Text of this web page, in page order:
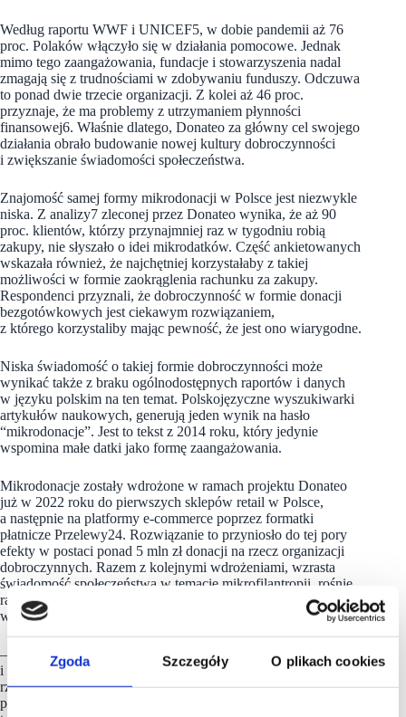
Zgoda Szczegóły O plikach cookies
Według raportu WWF i UNICEF5, w dobie pandemii aż 76
proc. Polaków włączyło się w działania pomocowe. Jednak
mimo tego zaangażowania, fundacje i stowarzyszenia nadal
zmagają się z trudnościami w zdobywaniu funduszy. Odczuwa
to ponad dwie trzecie organizacji. Z kolei aż 46 proc.
przyznaje, że ma problemy z utrzymaniem płynności
finansowej6. Właśnie dlatego, Donateo za główny cel swojego
działania obrało budowanie nowej kultury dobroczynności
i zwiększanie świadomości społeczeństwa.
Znajomość samej formy mikrodonacji w Polsce jest niezwykle
niska. Z analizy7 zleconej przez Donateo wynika, że aż 90
proc. klientów, którzy przynajmniej raz w tygodniu robią
zakupy, nie słyszało o idei mikrodatków. Część ankietowanych
wskazała również, że najchętniej korzystałaby z takiej
możliwości w formie zaokrąglenia rachunku za zakupy.
Respondenci przyznali, że dobroczynność w formie donacji
bezgotówkowych jest ciekawym rozwiązaniem,
z którego korzystaliby mając pewność, że jest ono wiarygodne.
Niska świadomość o takiej formie dobroczynności może
wynikać także z braku ogólnodostępnych raportów i danych
w języku polskim na ten temat. Polskojęzyczne wyszukiwarki
artykułów naukowych, generują jeden wynik na hasło
“mikrodonacje”. Jest to tekst z 2014 roku, który jedynie
wspomina małe datki jako formę zaangażowania.
Mikrodonacje zostały wdrożone w ramach projektu Donateo
już w 2022 roku do pierwszych sklepów retail w Polsce,
a następnie na platformy e-commerce poprzez formatki
płatnicze Przelewy24. Rozwiązanie to przyniosło do tej pory
efekty w postaci ponad 5 mln zł donacji na rzecz organizacji
dobroczynnych. Razem z kolejnymi wdrożeniami, wzrasta
świadomość społeczeństwa w temacie mikrofilantropii, rośnie
radość z pomagania, a co za tym idzie – darczyńców jest coraz
więcej.
– Płatności bezgotówkowe w Polsce są coraz popularniejsze
i nie sądzę, aby był to trend krótkoterminowy. Młodzi ludzie
rzadko mają przy sobie gotówkę, nawet tradycyjne karty
powoli stają się dla nich przeżytkiem. Wierzę, że przez Donateo